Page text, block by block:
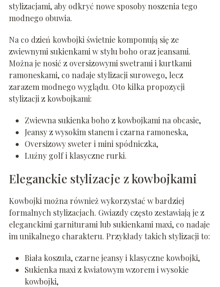
stylizacjami, aby odkryć nowe sposoby noszenia tego
modnego obuwia.
Na co dzień kowbojki świetnie komponują się ze
zwiewnymi sukienkami w stylu boho oraz jeansami.
Można je nosić z oversizowymi swetrami i kurtkami
ramoneskami, co nadaje stylizacji surowego, lecz
zarazem modnego wyglądu. Oto kilka propozycji
stylizacji z kowbojkami:
Zwiewna sukienka boho z kowbojkami na obcasie,
Jeansy z wysokim stanem i czarna ramoneska,
Oversizowy sweter i mini spódniczka,
Luźny golf i klasyczne rurki.
Eleganckie stylizacje z kowbojkami
Kowbojki można również wykorzystać w bardziej
formalnych stylizacjach. Gwiazdy często zestawiają je z
eleganckimi garniturami lub sukienkami maxi, co nadaje
im unikalnego charakteru. Przykłady takich stylizacji to:
Biała koszula, czarne jeansy i klasyczne kowbojki,
Sukienka maxi z kwiatowym wzorem i wysokie
kowbojki,